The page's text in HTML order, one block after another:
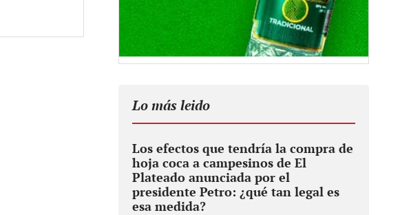
Lo más leido
Los efectos que tendría la compra de
hoja coca a campesinos de El
Plateado anunciada por el
presidente Petro: ¿qué tan legal es
esa medida?